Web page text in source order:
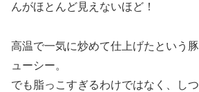
んがほとんど見えないほど！
高温で一気に炒めて仕上げたという
ューシー。
でも脂っこすぎるわけではなく、し